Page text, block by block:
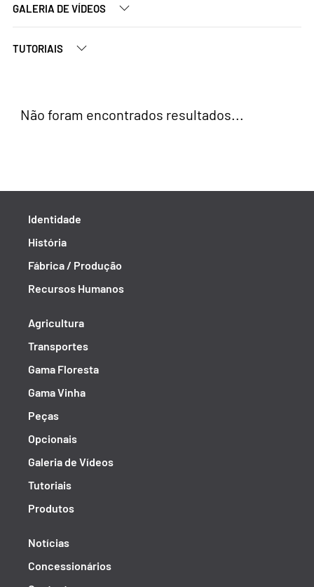
GALERIA DE VÍDEOS
TUTORIAIS
Não foram encontrados resultados...
Identidade
História
Fábrica / Produção
Recursos Humanos
Agricultura
Transportes
Gama Floresta
Gama Vinha
Peças
Opcionais
Galeria de Vídeos
Tutoriais
Produtos
Notícias
Concessionários